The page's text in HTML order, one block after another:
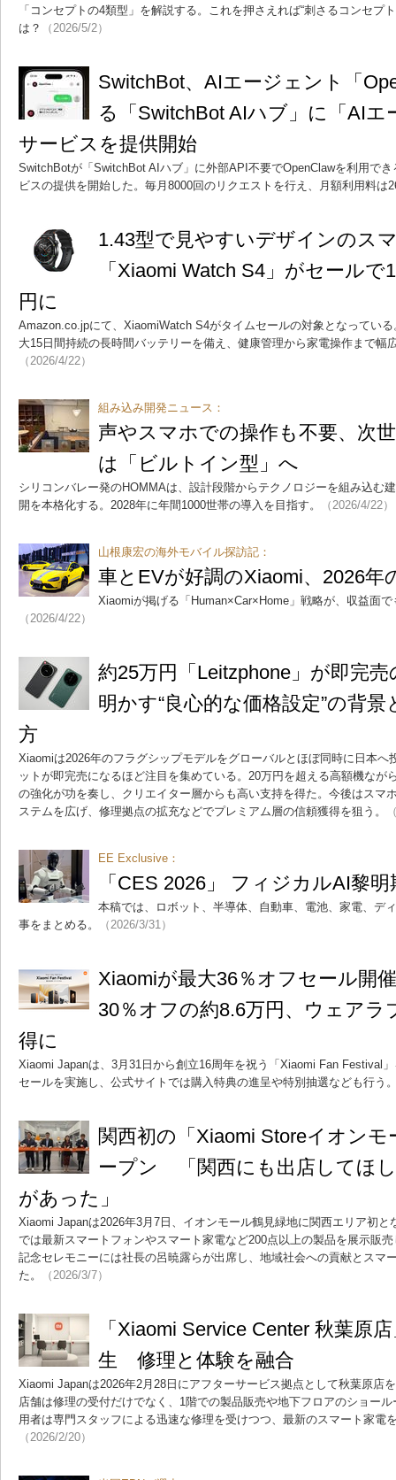
「コンセプトの4類型」を解説する。これを押さえれば“刺さるコンセプ
は？
（2026/5/2）
SwitchBot、AIエージェント「
る「SwitchBot AIハブ」に「AI
サービスを提供開始
SwitchBotが「SwitchBot AIハブ」に外部API不要でOpenClawを利用で
ビスの提供を開始した。毎月8000回のリクエストを行え、月額利用料は
1.43型で見やすいデザインのス
「Xiaomi Watch S4」がセール
円に
Amazon.co.jpにて、XiaomiWatch S4がタイムセールの対象となってい
大15日間持続の長時間バッテリーを備え、健康管理から家電操作まで幅
（2026/4/22）
組み込み開発ニュース：
声やスマホでの操作も不要、次
は「ビルトイン型」へ
シリコンバレー発のHOMMAは、設計段階からテクノロジーを組み込む
開を本格化する。2028年に年間1000世帯の導入を目指す。
（2026/4/22）
山根康宏の海外モバイル探訪記：
車とEVが好調のXiaomi、2026年
Xiaomiが掲げる「Human×Car×Home」戦略が、収益面
（2026/4/22）
約25万円「Leitzphone」が即完
明かす“良心的な価格設定”の背
方
Xiaomiは2026年のフラグシップモデルをグローバルとほぼ同時に日本へ
ットが即完売になるほど注目を集めている。20万円を超える高額機なが
の強化が功を奏し、クリエイター層からも高い支持を得た。今後はスマ
ステムを広げ、修理拠点の拡充などでプレミアム層の信頼獲得を狙う。
EE Exclusive：
「CES 2026」 フィジカルAI黎明
本稿では、ロボット、半導体、自動車、電池、家電、デ
事をまとめる。
（2026/3/31）
Xiaomiが最大36％オフセール開
30％オフの約8.6万円、ウェアラ
得に
Xiaomi Japanは、3月31日から創立16周年を祝う「Xiaomi Fan Festival
セールを実施し、公式サイトでは購入特典の進呈や特別抽選なども行う
関西初の「Xiaomi Storeイオン
ープン 「関西にも出店してほ
があった」
Xiaomi Japanは2026年3月7日、イオンモール鶴見緑地に関西エリア初
では最新スマートフォンやスマート家電など200点以上の製品を展示販
記念セレモニーには社長の呂暁露らが出席し、地域社会への貢献とスマ
た。
（2026/3/7）
「Xiaomi Service Center 秋葉原
生 修理と体験を融合
Xiaomi Japanは2026年2月28日にアフターサービス拠点として秋葉原店
店舗は修理の受付だけでなく、1階での製品販売や地下フロアのショー
用者は専門スタッフによる迅速な修理を受けつつ、最新のスマート家電
（2026/2/20）